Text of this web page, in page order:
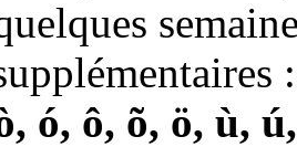
ó, ô, õ, ö, ù,